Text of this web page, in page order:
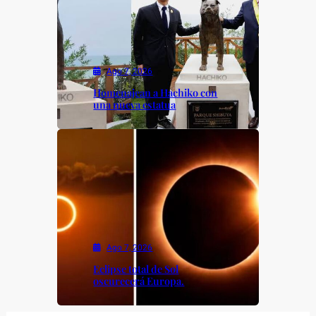
Ago 7, 2026
Homenajean a Hachiko con
una nueva estatua
Ago 7, 2026
Eclipse total de Sol
oscurecerá Europa.